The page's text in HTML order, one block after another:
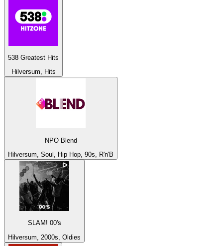
538 Greatest Hits
Hilversum, Hits
NPO Blend
Hilversum, Soul, Hip Hop, 90s, R'n'B
SLAM! 00's
Hilversum, 2000s, Oldies